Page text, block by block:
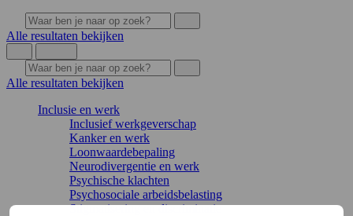
Alle resultaten bekijken
Alle resultaten bekijken
Inclusie en werk
Inclusief werkgeverschap
Kanker en werk
Loonwaardebepaling
Neurodivergentie en werk
Psychische klachten
Psychosociale arbeidsbelasting
Stigmatisering en discriminatie